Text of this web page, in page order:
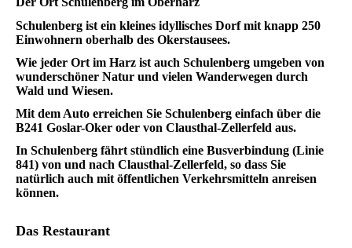
Schulenberg ist ein kleines idyllisches Dorf mit knapp 250
Einwohnern oberhalb des Okerstausees.
Wie jeder Ort im Harz ist auch Schulenberg umgeben von
wunderschöner Natur und vielen Wanderwegen durch
Wald und Wiesen.
Mit dem Auto erreichen Sie Schulenberg einfach über die
B241 Goslar-Oker oder von Clausthal-Zellerfeld aus.
In Schulenberg fährt stündlich eine Busverbindung (Linie
841) von und nach Clausthal-Zellerfeld, so dass Sie
natürlich auch mit öffentlichen Verkehrsmitteln anreisen
können.
Das Restaurant